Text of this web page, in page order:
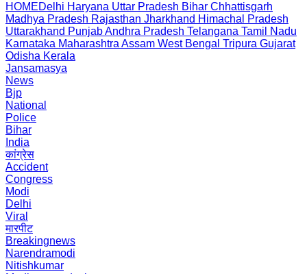
HOMEDelhi Haryana Uttar Pradesh Bihar Chhattisgarh
Madhya Pradesh Rajasthan Jharkhand Himachal Pradesh
Uttarakhand PunjabAndhra Pradesh Telangana Tamil Nadu
Karnataka Maharashtra Assam West Bengal Tripura Gujarat
Odisha Kerala
Jansamasya
News
Bjp
National
Police
Bihar
India
कांग्रेस
Accident
Congress
Modi
Delhi
Viral
मारपीट
Breakingnews
Narendramodi
Nitishkumar